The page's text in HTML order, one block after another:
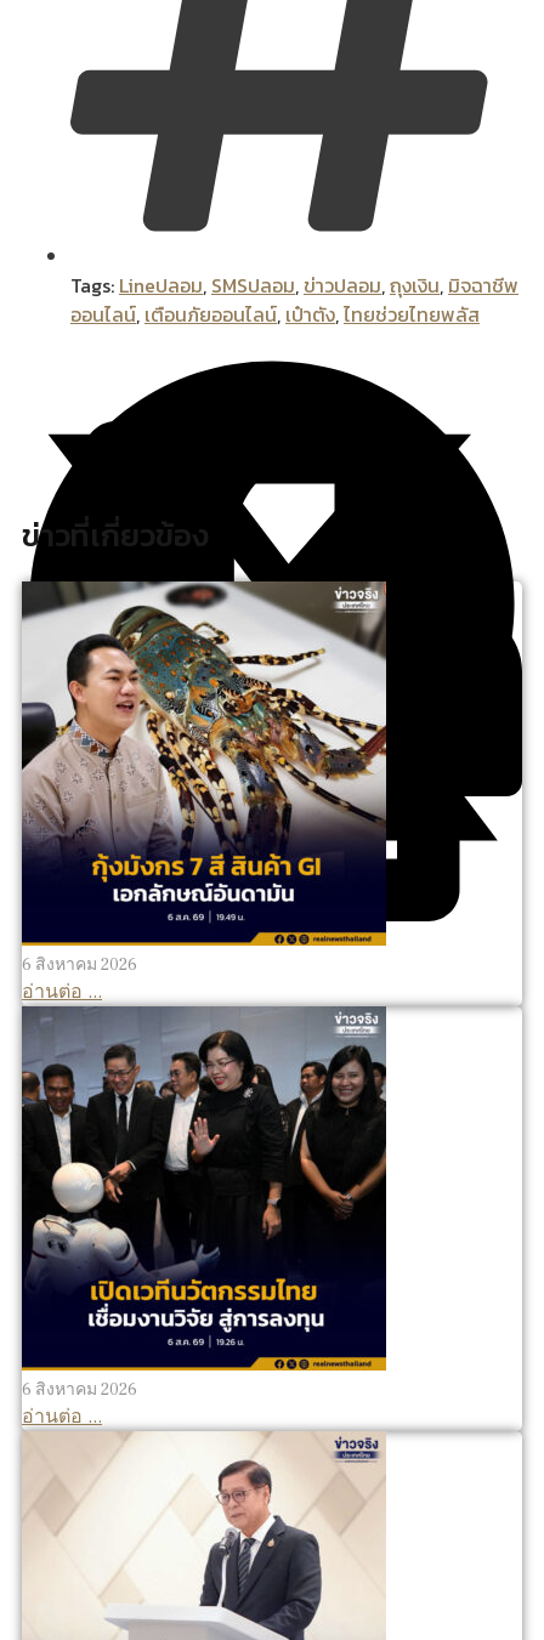
Tags: Lineปลอม, SMSปลอม, ข่าวปลอม,ถุงเงิน, มิจฉาชีพ
ออนไลน์, เตือนภัยออนไลน์, เป๋าตัง,ไทยช่วยไทยพลัส
ข่าวที่เกี่ยวข้อง
6 สิงหาคม 2026
อ่านต่อ ...
6 สิงหาคม 2026
อ่านต่อ ...